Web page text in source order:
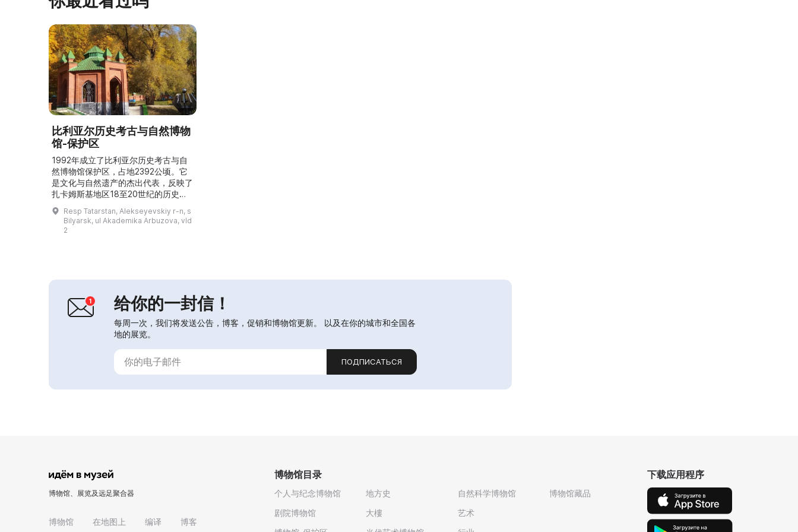
比利亚尔历史考古与自然博物
馆-保护区
1992年成立了比利亚尔历史考古与自
然博物馆保护区，占地2392公顷。它
是文化与自然遗产的杰出代表，反映了
扎卡姆斯基地区18至20世纪的历史进
程。这个地方吸引了数千名游客，并且
对不同宗教的朝圣者具有圣地意义。它
是一个以科学普及为主的博物馆，拥有
Resp Tatarstan, Alekseyevskiy r-n, s
Bilyarsk, ul Akademika Arbuzova, vld
2
给你的一封信！
每周一次，我们将发送公告，博客，促销和博物馆更新。 以及在你的城市和全国各
地的展览。
ПОДПИСАТЬСЯ
博物馆、展览及远足聚合器
博物馆 在地图上 编译 博客
博物馆目录
个人与纪念博物馆
剧院博物馆
地方史
大樓
自然科学博物馆
艺术
博物馆藏品
下载应用程序